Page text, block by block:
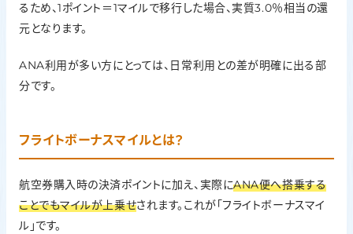
るため、1ポイント＝1マイルで移行した場合、実質3.0％相当の還
元となります。
ANA利用が多い方にとっては、日常利用との差が明確に出る部
分です。
フライトボーナスマイルとは？
航空券購入時の決済ポイントに加え、実際にANA便へ搭乗する
ことでもマイルが上乗せされます。これが「フライトボーナスマイ
ル」です。